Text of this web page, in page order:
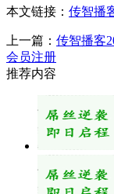
本文链接： 传智播
上一篇： 传智播客
会员注册
推荐内容